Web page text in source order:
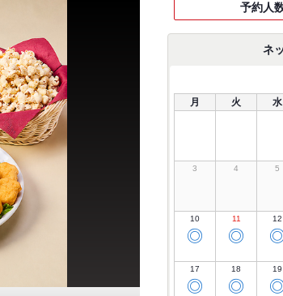
予約人
ネ
月 火 水
3 4 5
10
◎
11
◎
12
17
◎
18
◎
19